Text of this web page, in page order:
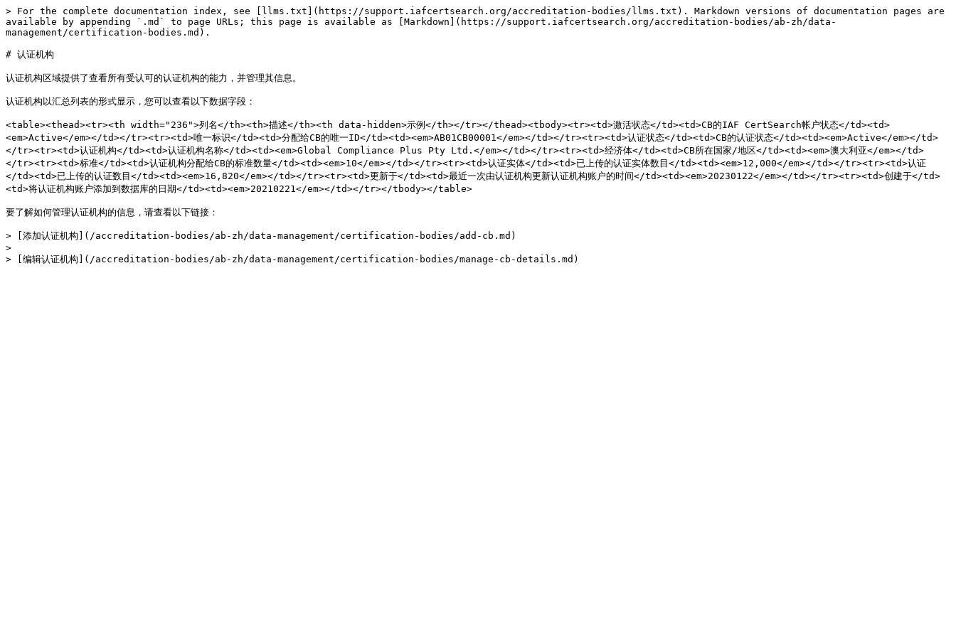
> For the complete documentation index, see [llms.txt](https://support.iafcertsearch.org/accreditation-bodies/llms.txt). Markdown versions of documentation pages are
available by appending `.md` to page URLs; this page is available as [Markdown](https://support.iafcertsearch.org/accreditation-bodies/ab-zh/data-
management/certification-bodies.md).
# 认证机构
认证机构区域提供了查看所有受认可的认证机构的能力，并管理其信息。
认证机构以汇总列表的形式显示，您可以查看以下数据字段：
<table><thead><tr><th width="236">列名</th><th>描述</th><th data-hidden>示例</th></tr></thead><tbody><tr><td>激活状态</td><td>CB的IAF CertSearch帐户状态</td><td>
<em>Active</em></td></tr><tr><td>唯一标识</td><td>分配给CB的唯一ID</td><td><em>AB01CB00001</em></td></tr><tr><td>认证状态</td><td>CB的认证状态</td><td><em>Active</em></td>
</tr><tr><td>认证机构</td><td>认证机构名称</td><td><em>Global Compliance Plus Pty Ltd.</em></td></tr><tr><td>经济体</td><td>CB所在国家/地区</td><td><em>澳大利亚</em></td>
</tr><tr><td>标准</td><td>认证机构分配给CB的标准数量</td><td><em>10</em></td></tr><tr><td>认证实体</td><td>已上传的认证实体数目</td><td><em>12,000</em></td></tr><tr><td>认证
</td><td>已上传的认证数目</td><td><em>16,820</em></td></tr><tr><td>更新于</td><td>最近一次由认证机构更新认证机构账户的时间</td><td><em>20230122</em></td></tr><tr><td>创建于</td>
<td>将认证机构账户添加到数据库的日期</td><td><em>20210221</em></td></tr></tbody></table>
要了解如何管理认证机构的信息，请查看以下链接：
> [添加认证机构](/accreditation-bodies/ab-zh/data-management/certification-bodies/add-cb.md)
>